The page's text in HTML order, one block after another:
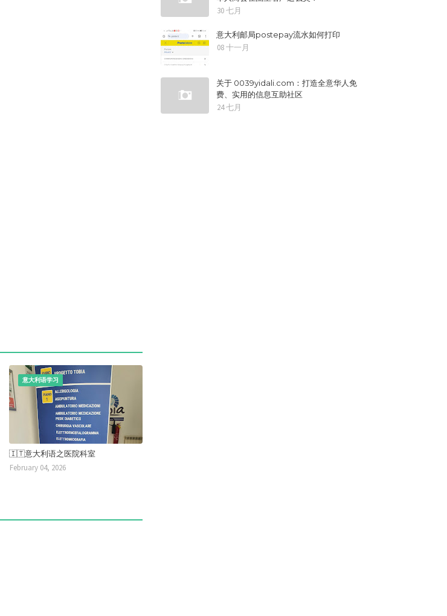
意大利语学习
🇮🇹意大利语之医院科室
February 04, 2026
30 七月
意大利邮局postepay流水如何打印
08 十一月
关于 0039yidali.com：打造全意华人免
费、实用的信息互助社区
24 七月